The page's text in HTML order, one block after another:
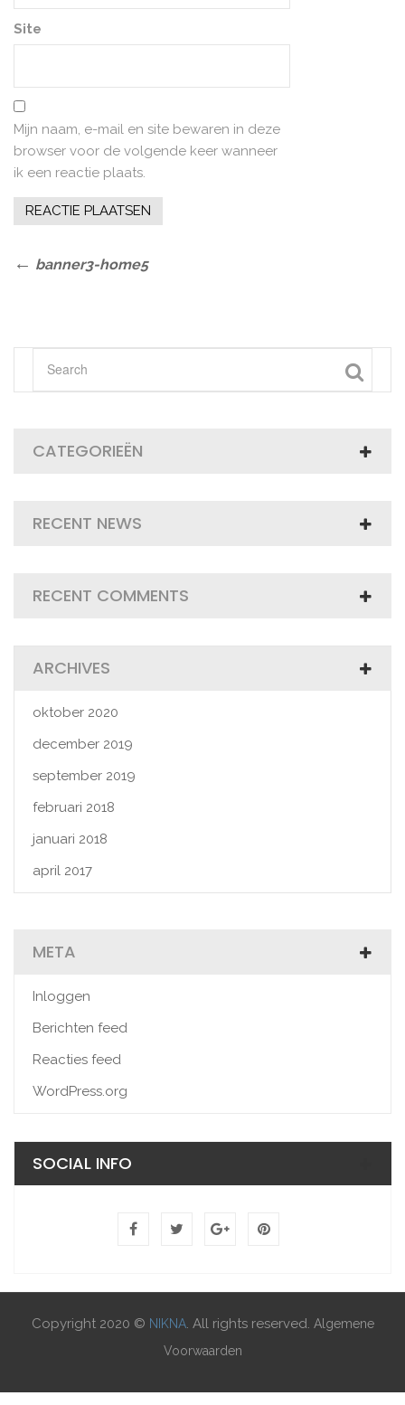
Site
Mijn naam, e-mail en site bewaren in deze
browser voor de volgende keer wanneer
ik een reactie plaats.
Bericht
Previous
banner3-home5
CATEGORIEËN
RECENT NEWS
RECENT COMMENTS
ARCHIVES
oktober 2020
december 2019
september 2019
februari 2018
januari 2018
april 2017
META
Inloggen
Berichten feed
Reacties feed
WordPress.org
SOCIAL INFO
Copyright 2020 © NIKNA. All rights reserved. Algemene
Voorwaarden